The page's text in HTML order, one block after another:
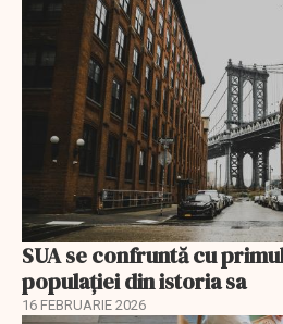
SUA se confruntă cu
populației din istoria sa
16 FEBRUARIE 2026